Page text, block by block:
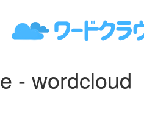
e - wordcloud